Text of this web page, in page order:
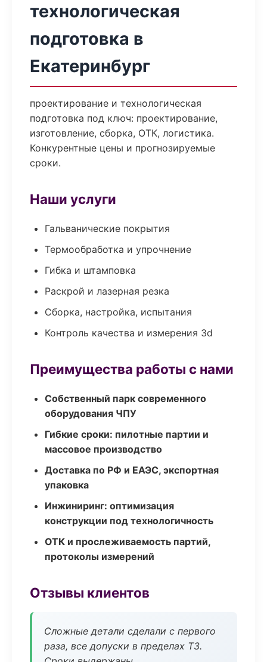
технологическая
подготовка в
Екатеринбург
проектирование и технологическая
подготовка под ключ: проектирование,
изготовление, сборка, ОТК, логистика.
Конкурентные цены и прогнозируемые
сроки.
Наши услуги
Гальванические покрытия
Термообработка и упрочнение
Гибка и штамповка
Раскрой и лазерная резка
Сборка, настройка, испытания
Контроль качества и измерения 3d
Преимущества работы с нами
Собственный парк современного
оборудования ЧПУ
Гибкие сроки: пилотные партии и
массовое производство
Доставка по РФ и ЕАЭС, экспортная
упаковка
Инжиниринг: оптимизация
конструкции под технологичность
ОТК и прослеживаемость партий,
протоколы измерений
Отзывы клиентов
Сложные детали сделали с первого
раза, все допуски в пределах ТЗ.